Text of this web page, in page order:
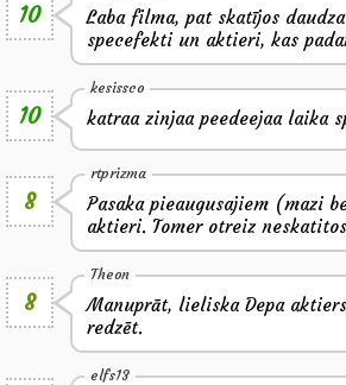
10
Laba filma, pat skatījos
specefekti un aktieri, kas
10
kesissco
katraa zinjaa peedeejaa laika
8
rtprizma
Pasaka pieaugusajiem (mazi
aktieri. Tomer otreiz
8
Theon
Manuprāt, lieliska Depa
redzēt.
elfs13